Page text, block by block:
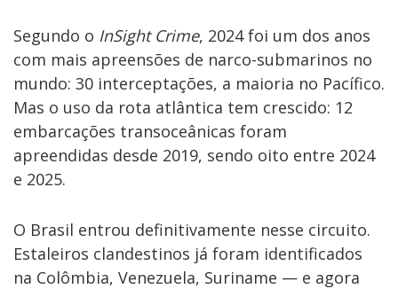
Segundo o InSight Crime, 2024 foi um dos anos
com mais apreensões de narco-submarinos no
mundo: 30 interceptações, a maioria no Pacífico.
Mas o uso da rota atlântica tem crescido: 12
embarcações transoceânicas foram
apreendidas desde 2019, sendo oito entre 2024
e 2025.
O Brasil entrou definitivamente nesse circuito.
Estaleiros clandestinos já foram identificados
na Colômbia, Venezuela, Suriname — e agora